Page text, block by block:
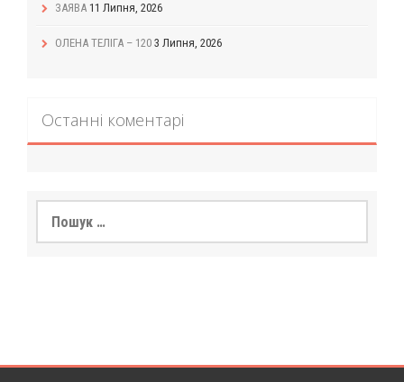
ЗАЯВА 11 Липня, 2026
ОЛЕНА ТЕЛІГА – 120 3 Липня, 2026
Останні коментарі